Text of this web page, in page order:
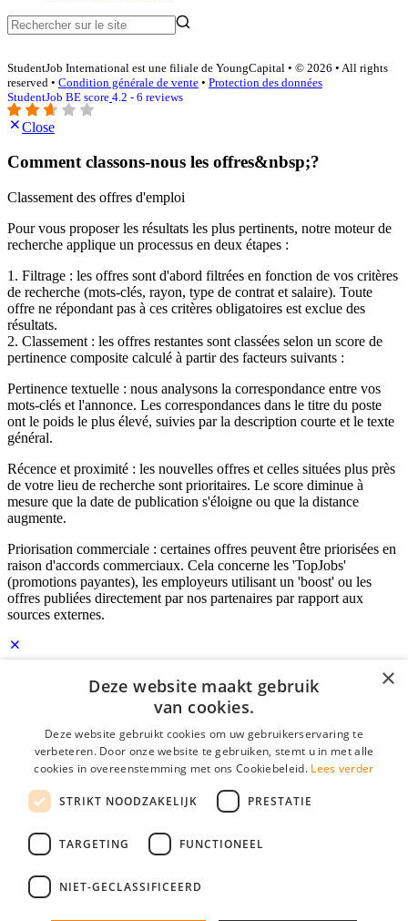
StudentJob International est une filiale de YoungCapital • © 2026 • All rights
reserved • Condition générale de vente • Protection des données
StudentJob BE score 4.2 - 6 reviews
Close
Comment classons-nous les offres&nbsp;?
Classement des offres d'emploi
Pour vous proposer les résultats les plus pertinents, notre moteur de
recherche applique un processus en deux étapes :
1. Filtrage : les offres sont d'abord filtrées en fonction de vos critères
de recherche (mots-clés, rayon, type de contrat et salaire). Toute
offre ne répondant pas à ces critères obligatoires est exclue des
résultats.
2. Classement : les offres restantes sont classées selon un score de
pertinence composite calculé à partir des facteurs suivants :
Pertinence textuelle : nous analysons la correspondance entre vos
mots-clés et l'annonce. Les correspondances dans le titre du poste
ont le poids le plus élevé, suivies par la description courte et le texte
général.
Récence et proximité : les nouvelles offres et celles situées plus près
de votre lieu de recherche sont prioritaires. Le score diminue à
mesure que la date de publication s'éloigne ou que la distance
augmente.
Priorisation commerciale : certaines offres peuvent être priorisées en
raison d'accords commerciaux. Cela concerne les 'TopJobs'
(promotions payantes), les employeurs utilisant un 'boost' ou les
offres publiées directement par nos partenaires par rapport aux
sources externes.
Identifiant Employeur
Mot de passe
se souvenir de moi
mot de passe oublié?
Profil Employeur gratuit
Vous pouvez vous connecter sur StudentJob si vous avez créé un
×
Deze website maakt gebruik
van cookies.
Deze website gebruikt cookies om uw gebruikerservaring te
verbeteren. Door onze website te gebruiken, stemt u in met alle
cookies in overeenstemming met ons Cookiebeleid. Lees verder
STRIKT NOODZAKELIJK PRESTATIE
TARGETING FUNCTIONEEL
NIET-GECLASSIFICEERD